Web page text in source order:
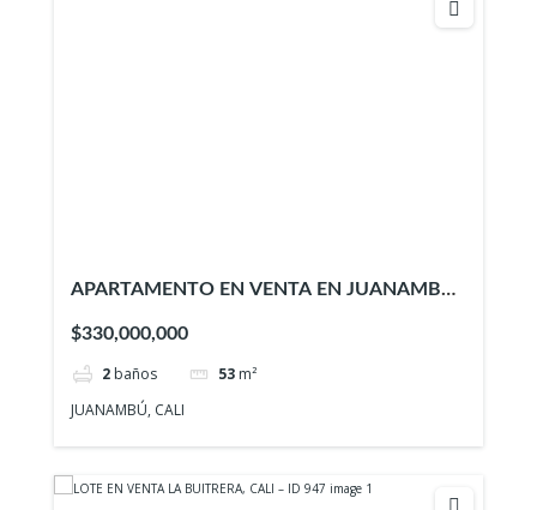
APARTAMENTO EN VENTA EN JUANAMBÚ,
$330,000,000
2 baños 53 m²
JUANAMBÚ, CALI